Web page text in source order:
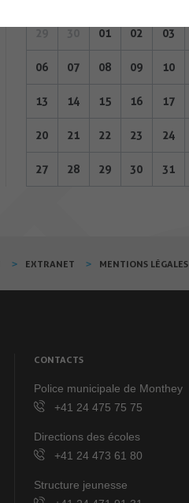
01 02 03
06 07 08 09 10
13 14 15 16 17
20 21 22 23 24
27 28 29 30 31
EXTRANET MENTIONS LÉGALES
CONTACTS
Police municipale de Monthey
+41 24 475 75 75
Directions des écoles
+41 24 473 61 80
Structure jeunesse